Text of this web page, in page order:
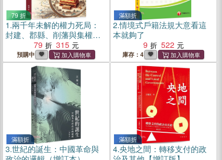
79 折
1.兩千年未解的權力死局：
封建、郡縣、削藩與集權背
後的制度邏輯
79 315
預購中
滿額折
2.情境式戶籍法規大意看這
本就夠了
9
522
庫存：4
滿額折
3.世紀的誕生：中國革命與
滿額折
4.央地之間：轉移支付的政